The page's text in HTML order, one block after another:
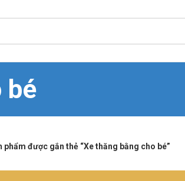
bé
phẩm được gắn thẻ “Xe thăng bằng cho bé”